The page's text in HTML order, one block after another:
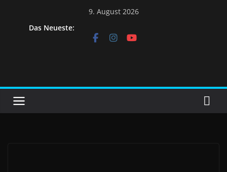
9. August 2026
Das Neueste: